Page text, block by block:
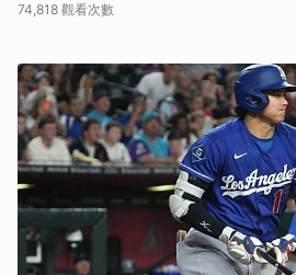
74,818 觀看次數